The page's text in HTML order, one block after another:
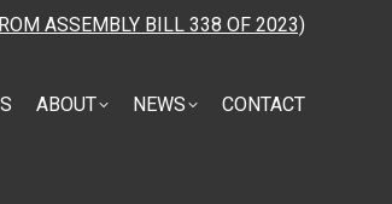
ASSEMBLY BILL 338 OF 2023)
ABOUT NEWS CONTACT